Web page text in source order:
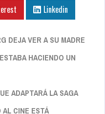
Linkedin
DEJA VER A SU MADRE
HACIENDO UN
ADAPTARÁ LA SAGA
CINE ESTÁ